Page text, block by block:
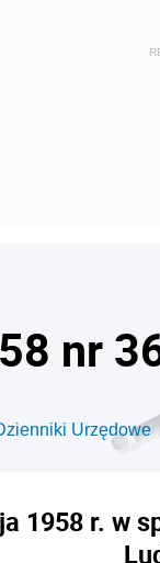
nr
Urzędowe
1958 r. w